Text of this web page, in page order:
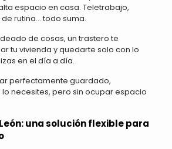
espacio en casa. Teletrabajo,
rutina… todo suma.
de cosas, un trastero te
tu vivienda y quedarte solo con lo
en el día a día.
perfectamente guardado,
necesites, pero sin ocupar espacio
una solución flexible para